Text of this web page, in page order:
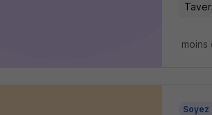
moins
Soyez